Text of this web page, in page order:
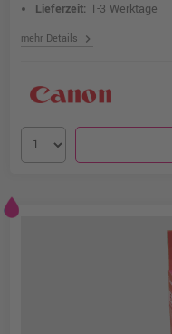
Lieferzeit: 1-3 Werktage
mehr Details chevron_right